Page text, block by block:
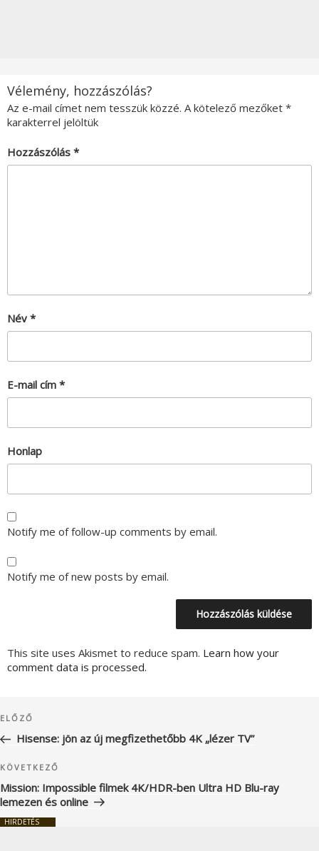
Vélemény, hozzászólás?
Az e-mail címet nem tesszük közzé. A kötelező mezőket *
karakterrel jelöltük
Hozzászólás *
Név *
E-mail cím *
Honlap
Notify me of follow-up comments by email.
Notify me of new posts by email.
This site uses Akismet to reduce spam. Learn how your
comment data is processed.
navigáció
Korábbi
bejegyzés
ELŐZŐ
Hisense: jön az új megfizethetőbb 4K „lézer TV”
Következő
bejegyzés
KÖVETKEZŐ
Mission: Impossible filmek 4K/HDR-ben Ultra HD Blu-ray
lemezen és online
HIRDETÉS